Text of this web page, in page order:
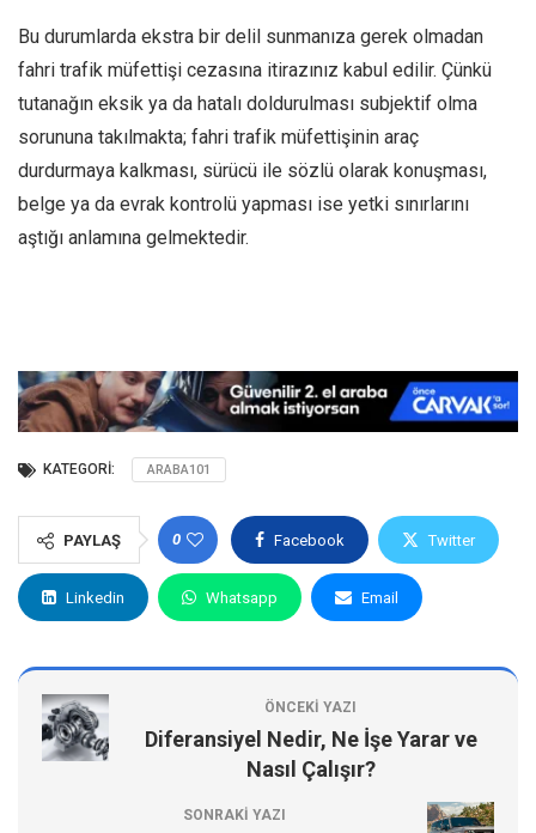
Bu durumlarda ekstra bir delil sunmanıza gerek olmadan
fahri trafik müfettişi cezasına itirazınız kabul edilir. Çünkü
tutanağın eksik ya da hatalı doldurulması subjektif olma
sorununa takılmakta; fahri trafik müfettişinin araç
durdurmaya kalkması, sürücü ile sözlü olarak konuşması,
belge ya da evrak kontrolü yapması ise yetki sınırlarını
aştığı anlamına gelmektedir.
KATEGORI: ARABA101
PAYLAŞ 0 Facebook Twitter
Linkedin Whatsapp Email
ÖNCEKI YAZI
Diferansiyel Nedir, Ne İşe Yarar ve
Nasıl Çalışır?
SONRAKI YAZI